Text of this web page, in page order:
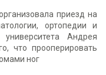
приезд на
ортопедии и
университета Андрея
что прооперировать
ног